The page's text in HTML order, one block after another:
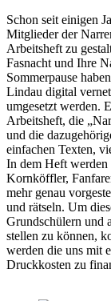
Schon seit einigen
Mitglieder der
Arbeitsheft zu
Fasnacht und Ihre
Sommerpause
Lindau digital
umgesetzt werden.
Arbeitsheft, die
und die
einfachen Texten,
In dem Heft werden
Kornköffler,
mehr genau
und rätseln. Um
Grundschülern und
stellen zu können,
werden die uns mit
Druckkosten zu